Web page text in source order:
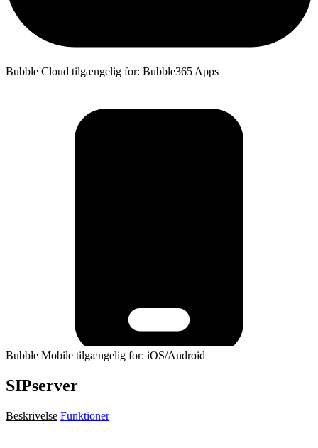
Bubble Cloud tilgængelig for: Bubble365 Apps
Bubble Mobile tilgængelig for: iOS/Android
SIPserver
Beskrivelse Funktioner